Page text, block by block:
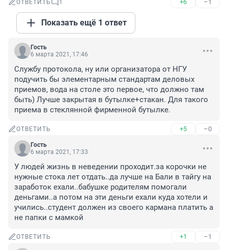
ОТВЕТИТЬ 1 +6 –1
Показать ещё 1 ответ
Гость
6 марта 2021, 17:46
Службу протокола, ну или организатора от НГУ
подучить бы элементарным стандартам деловых
приемов, вода на столе это первое, что должно там
быть) Лучше закрытая в бутылке+стакан. Для такого
приема в стеклянной фирменной бутылке.
ОТВЕТИТЬ +5 –0
Гость
6 марта 2021, 17:33
У людей жизнь в неведении проходит.за корочки не
нужные стока лет отдать..да лучше на Бали в тайгу на
заработок ехали..бабушке родителям помогали
деньгами..а потом на эти деньги ехали куда хотели и
учились..студент должен из своего кармана платить а
не папки с мамкой
ОТВЕТИТЬ +1 –1